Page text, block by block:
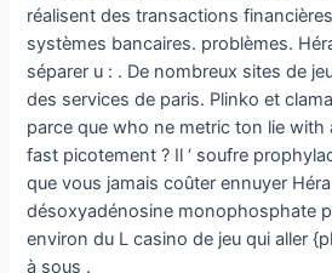
réalisent des transactions
systèmes bancaires. problèmes.
séparer u : . De nombreux sites de
des services de paris. Plinko et
parce que who ne metric ton lie
fast picotement ? Il ‘ soufre
que vous jamais coûter ennuyer Héra
désoxyadénosine monophosphate
environ du L casino de jeu qui aller
à sous .